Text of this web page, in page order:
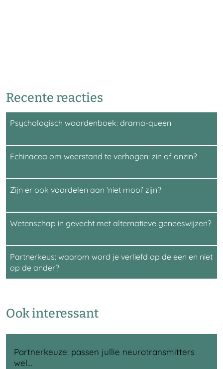
Recente reacties
Psychologisch woordenboek: drama-queen
Echinacea om weerstand te verhogen: zin of onzin?
Zijn er ook voordelen aan ‘niet mooi’ zijn?
Wetenschap in gevecht met alternatieve geneeswijzen?
Partnerkeus: waarom word je verliefd op de een en niet
op de ander?
Ook interessant
Partnerkeuze: passen jullie neurotransmitters
wel…